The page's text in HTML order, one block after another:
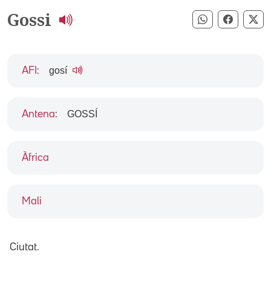
Gossi Compartir
Àfrica
Mali
AFI : gosí
Antena: GOSSÍ
Ciutat.